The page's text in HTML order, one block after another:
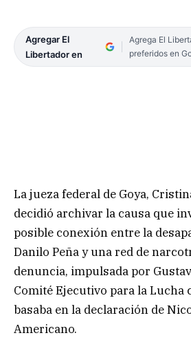
Agregar El
Libertador en
Agrega El
preferidos en
La jueza federal de Goya,
decidió archivar la causa que
posible conexión entre la
Danilo Peña y una red de
denuncia, impulsada por
Comité Ejecutivo para la Lucha
basaba en la declaración de
Americano.